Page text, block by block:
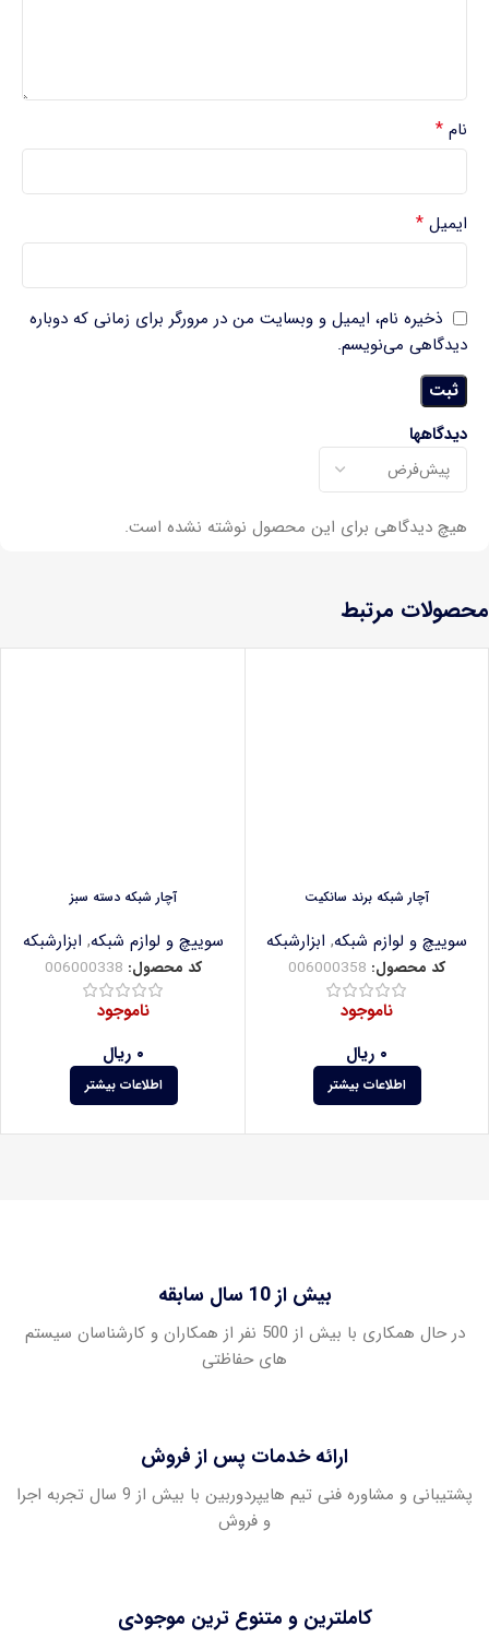
دیدگاهها
هیچ دیدگاهی برای این محصول نوشته نشده است.
نام *
ایمیل *
ذخیره نام، ایمیل و وبسایت من در مرورگر برای زمانی که دوباره
دیدگاهی می‌نویسم.
محصولات مرتبط
آچار شبکه برند سانکیت
سوییچ و لوازم شبکه, ابزارشبکه
کد محصول: 006000358
ناموجود
۰ ریال
اطلاعات بیشتر
آچار شبکه دسته سبز
سوییچ و لوازم شبکه, ابزارشبکه
کد محصول: 006000338
ناموجود
۰ ریال
اطلاعات بیشتر
بیش از 10 سال سابقه
در حال همکاری با بیش از 500 نفر از همکاران و کارشناسان سیستم
های حفاظتی
ارائه خدمات پس از فروش
پشتیبانی و مشاوره فنی تیم هایپردوربین با بیش از 9 سال تجربه اجرا
و فروش
کاملترین و متنوع ترین موجودی